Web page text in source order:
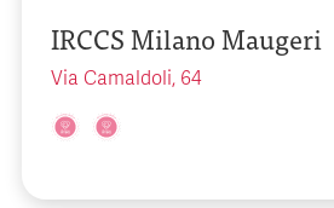
IRCCS Milano Maugeri
Via Camaldoli, 64